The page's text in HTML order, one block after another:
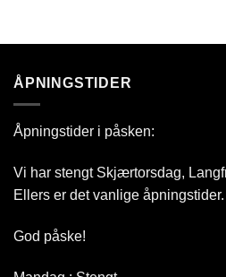
ÅPNINGSTIDER
Åpningstider i påsken:
Vi har stengt Skjærtorsdag,
Ellers er det vanlige åpningstider.
God påske!